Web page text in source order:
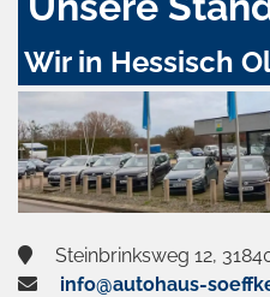
Wir in Hessisch
Steinbrinksweg 12,
info@autohaus-